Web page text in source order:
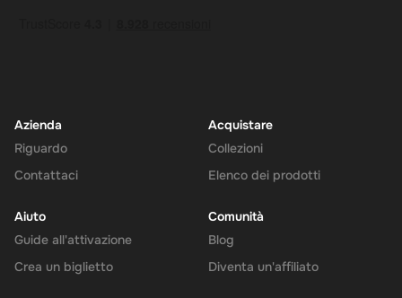
Azienda
Riguardo
Contattaci
Acquistare
Collezioni
Elenco dei prodotti
Aiuto
Guide all'attivazione
Crea un biglietto
Comunità
Blog
Diventa un'affiliato